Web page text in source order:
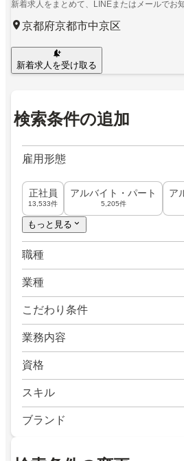
新着求人をまとめて、LINEまたはメールでお
京都府京都市中京区
新着求人を受け取る
検索条件の追加
雇用形態
正社員
13,533件
アルバイト・パート
5,205件
ア
もっと見る
職種
業種
こだわり条件
業務内容
資格
スキル
ブランド